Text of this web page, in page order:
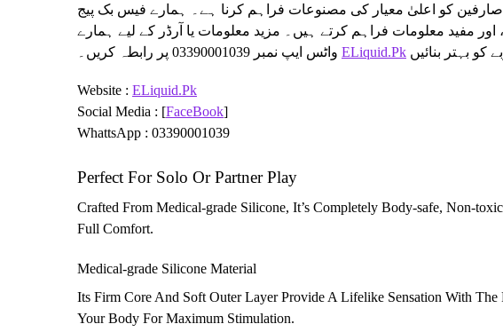
کو اعلیٰ معیار کی مصنوعات فراہم کرنا ہے۔ ہمارے فیس بک پیج
مفید معلومات فراہم کرتے ہیں۔ مزید معلومات یا آرڈر کے لیے ہمارے
ELiquid.Pk
Website : ELiquid.Pk
Social Media : [FaceBook]
WhattsApp : 03390001039
Perfect For Solo Or Partner Play
Crafted From Medical-grade Silicone, It’s Completely Body-safe, Non-
Full Comfort.
Medical-grade Silicone Material
Its Firm Core And Soft Outer Layer Provide A Lifelike Sensation With
Your Body For Maximum Stimulation.